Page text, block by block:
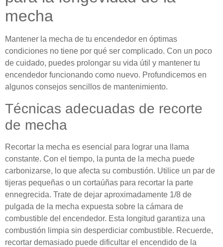
mecha
Mantener la mecha de tu encendedor en óptimas
condiciones no tiene por qué ser complicado. Con un poco
de cuidado, puedes prolongar su vida útil y mantener tu
encendedor funcionando como nuevo. Profundicemos en
algunos consejos sencillos de mantenimiento.
Técnicas adecuadas de recorte
de mecha
Recortar la mecha es esencial para lograr una llama
constante. Con el tiempo, la punta de la mecha puede
carbonizarse, lo que afecta su combustión. Utilice un par de
tijeras pequeñas o un cortaúñas para recortar la parte
ennegrecida. Trate de dejar aproximadamente 1/8 de
pulgada de la mecha expuesta sobre la cámara de
combustible del encendedor. Esta longitud garantiza una
combustión limpia sin desperdiciar combustible. Recuerde,
recortar demasiado puede dificultar el encendido de la